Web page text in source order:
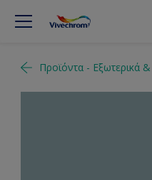
Προϊόντα - Εξωτερικά